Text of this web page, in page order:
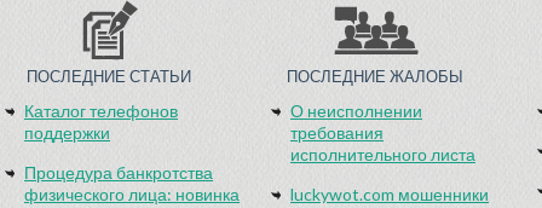
ПОСЛЕДНИЕ СТАТЬИ
Каталог телефонов
поддержки
Процедура банкротства
физического лица: новинка
ПОСЛЕДНИЕ ЖАЛОБЫ
О неисполнении
требования
исполнительного листа
luckywot.com мошенники